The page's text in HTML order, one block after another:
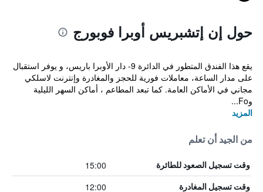
حول إن إتشبريس أوبرا فوبورج
يقع هذا الفندق المتطور في الدائرة 9- دار الأوبرا باريس، و يوفر استقبال
على مدار الساعة، معاملات فورية للحجز والمغادرة وإنترنت لاسلكي
مجاني في الأماكن العامة. كما تبعد المطاعم ، أماكن السهر الليلية
وFo...
المزيد
من الجيد أن تعلم
وقت تسجيل الصعود للطائرة 15:00
وقت تسجيل المغادرة 12:00